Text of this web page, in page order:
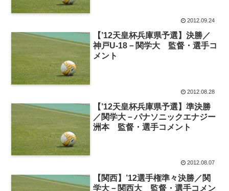
2012.09.24
【’12天皇杯兵庫県予選】決勝／
神戸U-18－関学大 監督・選手コ
メント
2012.08.28
【’12天皇杯兵庫県予選】準決勝
／関学大－パナソニックエナジー
洲本 監督・選手コメント
2012.08.07
【関西】’12選手権準々決勝／関
学大－関西大 監督・選手コメン